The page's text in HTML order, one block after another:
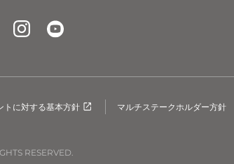
トに対する基本方針 マルチステークホルダー方針
RESERVED.